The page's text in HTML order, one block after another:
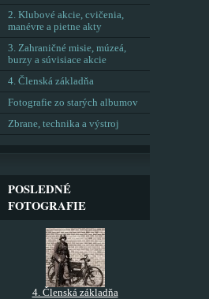
2. Klubové akcie, cvičenia,
manévre a pietne akty
3. Zahraničné misie, múzeá,
burzy a súvisiace akcie
4. Členská základňa
Fotografie zo starých albumov
Zbrane, technika a výstroj
POSLEDNÉ
FOTOGRAFIE
4. Členská základňa